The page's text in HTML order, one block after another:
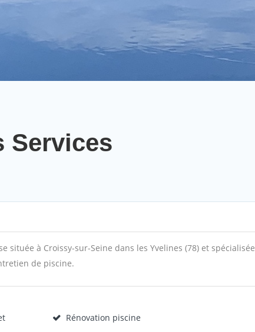
Services
située à Croissy-sur-Seine dans les Yvelines (78) et spécialisée
de piscine.
Rénovation piscine